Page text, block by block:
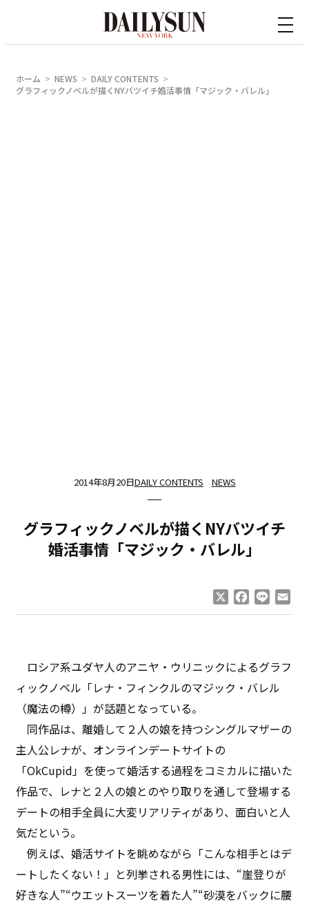
ホーム NEWS
DAILY CONTENTS
グラフィックノベルが描くNYバツイチ婚活事情「マジック・バレル」
2014年8月20日DAILY CONTENTS NEWS
グラフィックノベルが描くNYバツイチ
婚活事情「マジック・バレル」
Facebook
Line
ロシア系ユダヤ人のアニヤ・ウリニックによるグラフ
ィックノベル「レナ・フィンクルのマジック・バレル
（魔法の樽）」が話題となっている。
同作品は、離婚して２人の娘を持つシングルマザーの
主人公レナが、オンラインデートサイトの
「OkCupid」を使って婚活する過程をコミカルに描いた
作品で、レナと２人の娘とのやり取りを通して登場する
デートの相手全員に大変リアリティがあり、面白いと人
気だという。
例えば、婚活サイトを眺めながら「こんな相手とはデ
ートしたくない！」と列挙される男性には、“崖登りが
好きな人”“ウエットスーツを着た人”“砂漠をバックに腰